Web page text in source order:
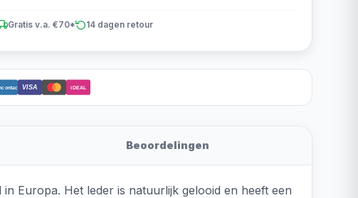
Gratis v.a. €70* 14 dagen retour
VISA iDEAL
Beoordelingen
Europa. Het leder is natuurlijk gelooid en heeft een